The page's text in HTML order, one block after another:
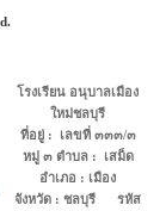
โรงเรียน อนุบาลเมือง
ใหม่ชลบุรี
ที่อยู่ : เลขที่ ๓๓๓/๓
หมู่ ๓ ตำบล : เสม็ด
อำเภอ : เมือง
จังหวัด : ชลบุรี รหัส